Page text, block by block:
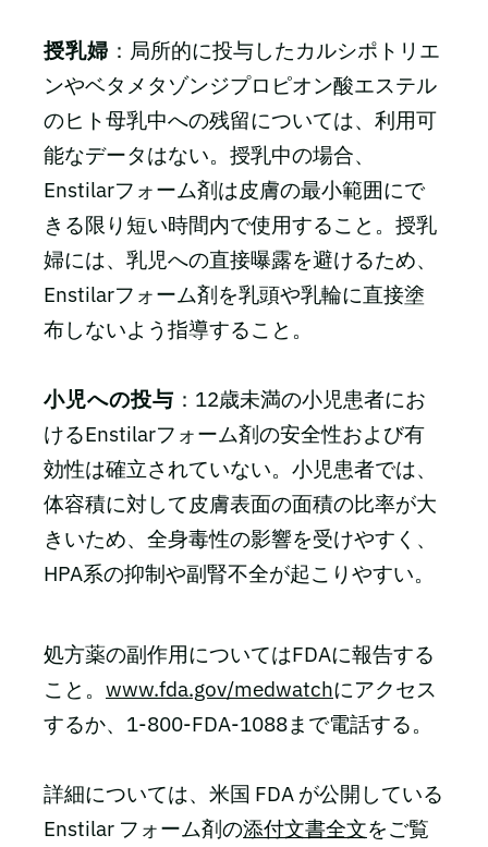
授乳婦 ：局所的に投与したカルシポトリエ
ンやベタメタゾンジプロピオン酸エステル
のヒト母乳中への残留については、利用可
能なデータはない。授乳中の場合、
Enstilarフォーム剤は皮膚の最小範囲にで
きる限り短い時間内で使用すること。授乳
婦には、乳児への直接曝露を避けるため、
Enstilarフォーム剤を乳頭や乳輪に直接塗
布しないよう指導すること。
小児への投与 ：12歳未満の小児患者にお
けるEnstilarフォーム剤の安全性および有
効性は確立されていない。小児患者では、
体容積に対して皮膚表面の面積の比率が大
きいため、全身毒性の影響を受けやすく、
HPA系の抑制や副腎不全が起こりやすい。
処方薬の副作用についてはFDAに報告する
こと。 www.fda.gov/medwatchにアクセス
するか、1-800-FDA-1088まで電話する。
詳細については、米国 FDA が公開している
Enstilar フォーム剤の添付文書全文をご覧